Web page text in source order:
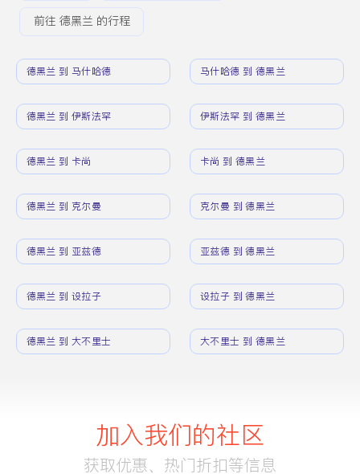
前往 德黑兰 的行程
德黑兰 到 马什哈德 马什哈德 到 德黑兰
德黑兰 到 伊斯法罕 伊斯法罕 到 德黑兰
德黑兰 到 卡尚 卡尚 到 德黑兰
德黑兰 到 克尔曼 克尔曼 到 德黑兰
德黑兰 到 亚兹德 亚兹德 到 德黑兰
德黑兰 到 设拉子 设拉子 到 德黑兰
德黑兰 到 大不里士 大不里士 到 德黑兰
加入我们的社区
获取优惠、热门折扣等信息